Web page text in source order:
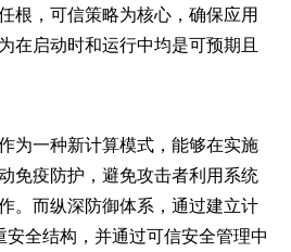
根，可信策略为核心，确保应用
在启动时和运行中均是可预期且
为一种新计算模式，能够在实施
免疫防护，避免攻击者利用系统
。而纵深防御体系，通过建立计
全结构，并通过可信安全管理中